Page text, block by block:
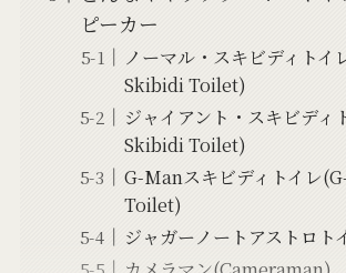
ピーカー
ノーマル・スキビディト
Skibidi Toilet)
ジャイアント・スキビディ
Skibidi Toilet)
G-Manスキビディトイレ
Toilet)
ジャガーノートアストロト